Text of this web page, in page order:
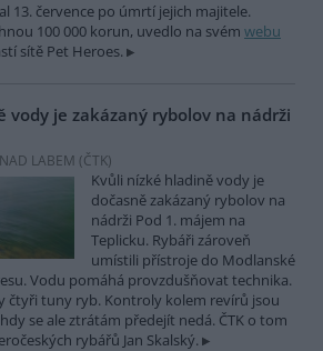
13. července po úmrtí jejich majitele.
100 000 korun, uvedlo na svém webu
sítě Pet Heroes.
vody je zakázaný rybolov na nádrži
LABEM (ČTK)
Kvůli nízké hladině vody je
dočasně zakázaný rybolov na
nádrži Pod 1. májem na
Teplicku. Rybáři zároveň
umístili přístroje do Modlanské
Vodu pomáhá provzdušňovat technika.
čtyři tuny ryb. Kontroly kolem revírů jsou
se ale ztrátám předejít nedá. ČTK o tom
rybářů Jan Skalský.